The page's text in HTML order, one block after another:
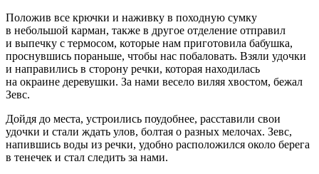
Положив все крючки и наживку в походную сумку
в небольшой карман, также в другое отделение отправил
и выпечку с термосом, которые нам приготовила бабушка,
проснувшись пораньше, чтобы нас побаловать. Взяли удочки
и направились в сторону речки, которая находилась
на окраине деревушки. За нами весело виляя хвостом, бежал
Зевс.
Дойдя до места, устроились поудобнее, расставили свои
удочки и стали ждать улов, болтая о разных мелочах. Зевс,
напившись воды из речки, удобно расположился около берега
в тенечек и стал следить за нами.